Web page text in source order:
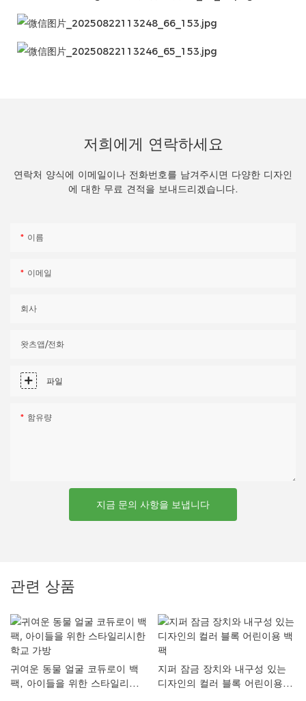
저희에게 연락하세요
연락처 양식에 이메일이나 전화번호를 남겨주시면 다양한 디자인
에 대한 무료 견적을 보내드리겠습니다.
이름
이메일
회사
왓츠앱/전화
파일
함유량
지금 문의 사항을 보냅니다
관련 상품
귀여운 동물 얼굴 코듀로이 백
팩, 아이들을 위한 스타일리시한
지퍼 잠금 장치와 내구성 있는
디자인의 컬러 블록 어린이용 백